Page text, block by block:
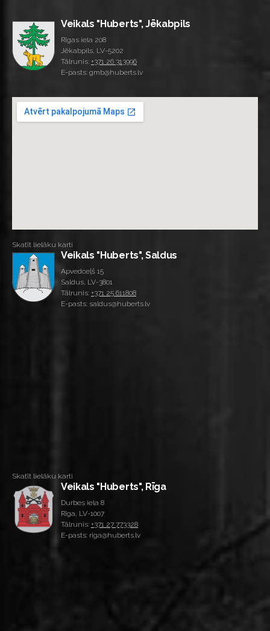
Veikals "Huberts", Jēkabpils
Rīgas iela 208
Jēkabpils, LV-5202
Tālrunis: +371 26 313996
E-pasts: gmb@huberts.lv
Skatīt lielāku karti
Veikals "Huberts", Saldus
Apvedceļš 15
Saldus, LV-3801
Tālrunis: +371 25 611808
E-pasts: saldus@huberts.lv
Skatīt lielāku karti
Veikals "Huberts", Rīga
Durbes iela 8
Rīga, LV-1007
Tālrunis: +371 27 773328
E-pasts: riga@huberts.lv